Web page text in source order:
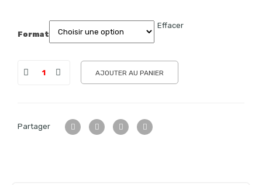
Format
Effacer
AJOUTER AU PANIER
Partager